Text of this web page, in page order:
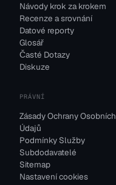
Návody krok za krokem
Recenze a srovnání
Datové reporty
Glosář
Časté Dotazy
Diskuze
PRÁVNÍ
Zásady Ochrany Osobních
Údajů
Podmínky Služby
Subdodavatelé
Sitemap
Nastavení cookies